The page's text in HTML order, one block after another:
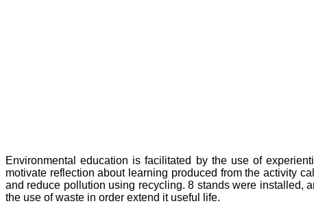
Environmental education is facilitated by the use of
motivate reflection about learning produced from the activity
and reduce pollution using recycling. 8 stands were installed,
the use of waste in order extend it useful life.